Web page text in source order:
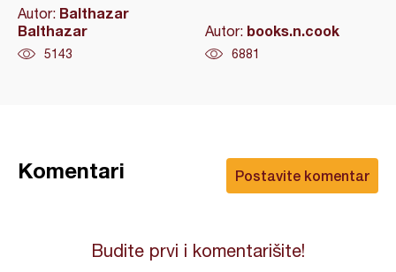
Autor: Balthazar
Balthazar
5143
Autor: books.n.cook
6881
Postavite komentar
Komentari
Budite prvi i komentarišite!